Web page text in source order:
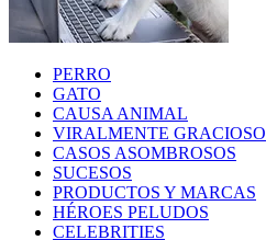
PERRO
GATO
CAUSA ANIMAL
VIRALMENTE GRACIOSO
CASOS ASOMBROSOS
SUCESOS
PRODUCTOS Y MARCAS
HÉROES PELUDOS
CELEBRITIES